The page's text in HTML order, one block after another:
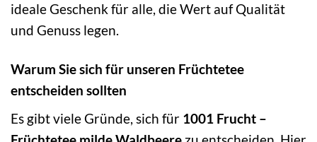
ideale Geschenk für alle, die Wert auf Qualität
und Genuss legen.
Warum Sie sich für unseren Früchtetee
entscheiden sollten
Es gibt viele Gründe, sich für 1001 Frucht –